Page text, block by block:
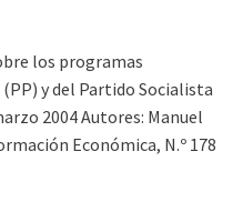
los programas
y del Partido Socialista
2004 Autores: Manuel
Económica, N.º 178